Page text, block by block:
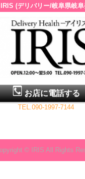
IRIS (デリバリー/岐阜県岐
お店に電話する
TEL.090-1997-7144
© IRIS All Rights